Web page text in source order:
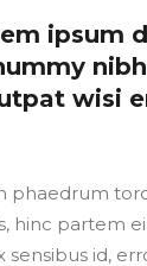
ipsum
wisi
phaedrum
hinc partem
sensibus id,